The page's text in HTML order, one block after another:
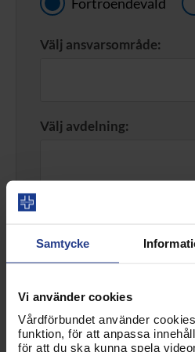
Samtycke
Vi använder cookies
Vårdförbundet använder
funktion, för att anpassa
för att du ska kunna spela
Välj ansvarsområde:
Välj avdelning:
eller var för sig. Du kan även
par bokstäver, om du till